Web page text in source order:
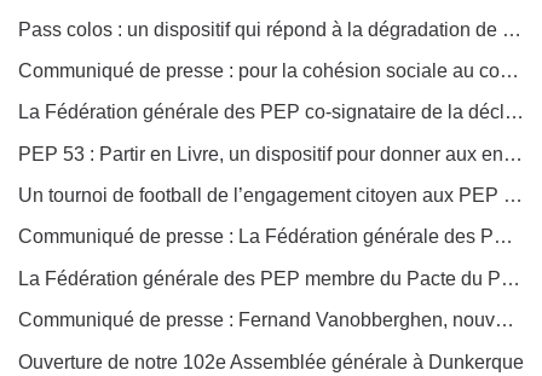
Pass colos : un dispositif qui répond à la dégradation de la situation économique des familles et aux besoins des enfants
Communiqué de presse : pour la cohésion sociale au coeur de la politique gouvernementale !
La Fédération générale des PEP co-signataire de la déclaration du Pacte Progressiste Fin de vie
PEP 53 : Partir en Livre, un dispositif pour donner aux enfants et aux adolescents le goût de la lecture !
Un tournoi de football de l’engagement citoyen aux PEP 46
Communiqué de presse : La Fédération générale des PEP appelle à une politique pour une cohésion sociale renouvelée
La Fédération générale des PEP membre du Pacte du Pouvoir de Vivre est co-signataire de la tribune « Violences après la mort de Nahel : Pour un sursaut démocratique
Communiqué de presse : Fernand Vanobberghen, nouveau Président de la Fédération générale des PEP portera le 6e projet fédéral
Ouverture de notre 102e Assemblée générale à Dunkerque